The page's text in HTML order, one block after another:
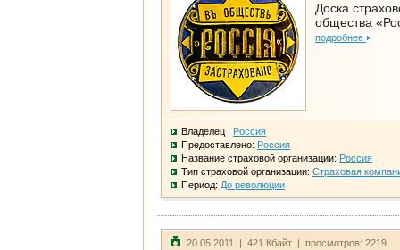
Доска
общества
подробнее
Владелец : Россия
Предоставлено: Россия
Название страховой организации: Россия
Тип страховой организации: Страховая
Период: До революции
20.05.2011 | 421 Кбайт | просмотров: 2219